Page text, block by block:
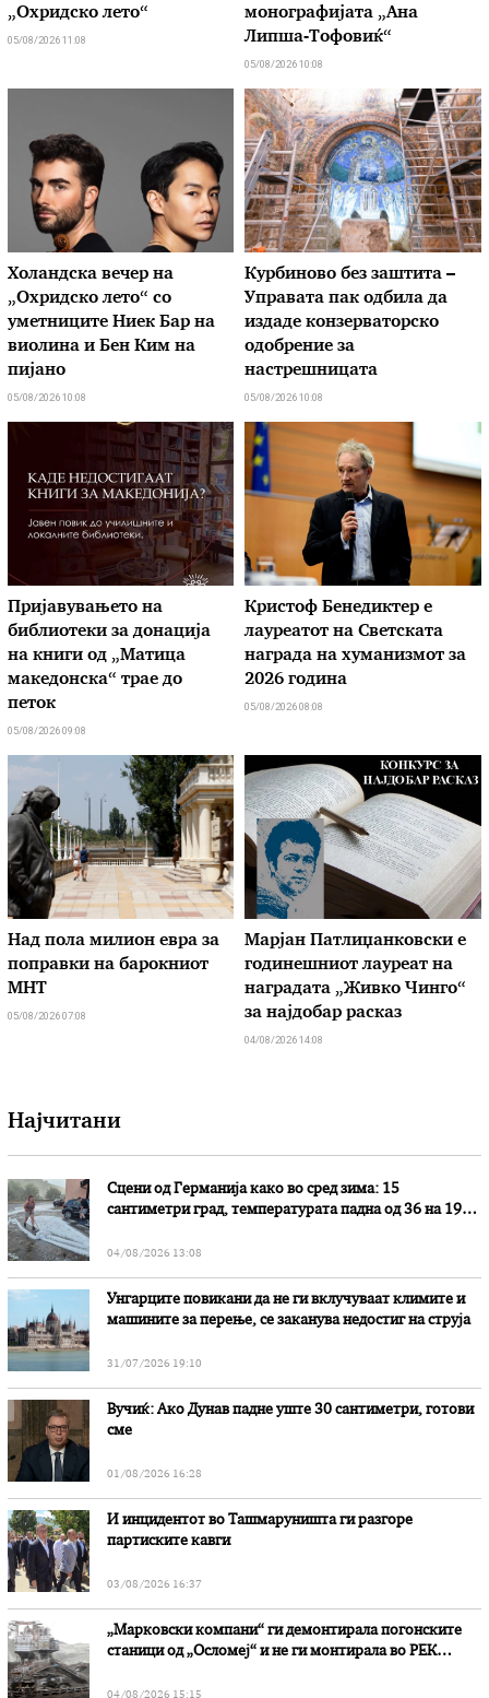
„Охридско лето“
05/08/2026 11:08
монографијата „Ана
Липша-Тофовиќ“
05/08/2026 10:08
Холандска вечер на
„Охридско лето“ со
уметниците Ниек Бар на
виолина и Бен Ким на
пијано
05/08/2026 10:08
Курбиново без заштита –
Управата пак одбила да
издаде конзерваторско
одобрение за
настрешницата
05/08/2026 10:08
Пријавувањето на
библиотеки за донација
на книги од „Матица
македонска“ трае до
петок
05/08/2026 09:08
Кристоф Бенедиктер е
лауреатот на Светската
награда на хуманизмот за
2026 година
05/08/2026 08:08
Над пола милион евра за
поправки на барокниот
МНТ
05/08/2026 07:08
Марјан Патлиџанковски е
годинешниот лауреат на
наградата „Живко Чинго“
за најдобар расказ
04/08/2026 14:08
Најчитани
Сцени од Германија како во сред зима: 15
сантиметри град, температурата падна од 36 на 19
04/08/2026 13:08
Унгарците повикани да не ги вклучуваат климите и
машините за перење, се заканува недостиг на струја
31/07/2026 19:10
Вучиќ: Ако Дунав падне уште 30 сантиметри, готови
сме
01/08/2026 16:28
И инцидентот во Ташмаруништa ги разгоре
партиските кавги
03/08/2026 16:37
„Марковски компани“ ги демонтирала погонските
станици од „Осломеј“ и не ги монтирала во РЕК
04/08/2026 15:15